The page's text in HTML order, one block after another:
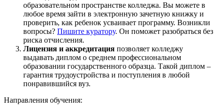
образовательном пространстве колледжа. Вы можете в
любое время зайти в электронную зачетную книжку и
проверить, как ребенок усваивает программу. Возникли
вопросы? Пишите куратору. Он поможет разобраться без
риска отчисления.
Лицензия и аккредитация позволяет колледжу
выдавать диплом о среднем профессиональном
образовании государственного образца. Такой диплом –
гарантия трудоустройства и поступления в любой
понравившийся вуз.
Направления обучения: